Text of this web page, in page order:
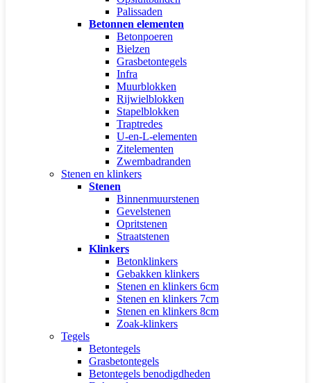
Palissaden
Betonnen elementen
Betonpoeren
Bielzen
Grasbetontegels
Infra
Muurblokken
Rijwielblokken
Stapelblokken
Traptredes
U-en-L-elementen
Zitelementen
Zwembadranden
Stenen en klinkers
Stenen
Binnenmuurstenen
Gevelstenen
Opritstenen
Straatstenen
Klinkers
Betonklinkers
Gebakken klinkers
Stenen en klinkers 6cm
Stenen en klinkers 7cm
Stenen en klinkers 8cm
Zoak-klinkers
Tegels
Betontegels
Grasbetontegels
Betontegels benodigdheden